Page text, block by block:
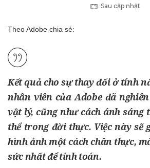
Sau cập nhật
Theo Adobe chia sẻ:
Kết quả cho sự thay đổi ở tính
nhân viên của Adobe đã
vật lý, cũng như cách ánh
thể trong đời thực. Việc này sẽ
hình ảnh một cách chân thực,
sức nhất để tính toán.